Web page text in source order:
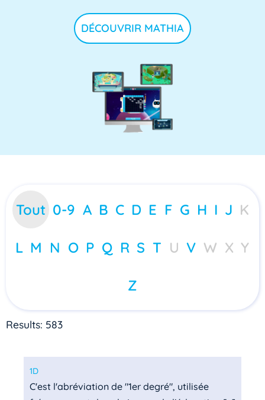
DÉCOUVRIR MATHIA
Tout 0-9 A B C D E F G H I J K
L M N O P Q R S T U V W X Y
Z
Results: 583
1D
C'est l'abréviation de "1er degré", utilisée